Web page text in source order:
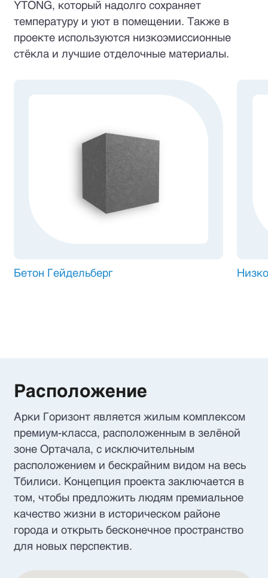
YTONG, который надолго сохраняет
температуру и уют в помещении. Также в
проекте используются низкоэмиссионные
стёкла и лучшие отделочные материалы.
Бетон Гейдельберг
Расположение
Арки Горизонт является жилым комплексом
премиум-класса, расположенным в зелёной
зоне Ортачала, с исключительным
расположением и бескрайним видом на весь
Тбилиси. Концепция проекта заключается в
том, чтобы предложить людям премиальное
качество жизни в историческом районе
города и открыть бесконечное пространство
для новых перспектив.